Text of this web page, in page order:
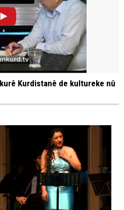
Kurdistanê de kultureke nû